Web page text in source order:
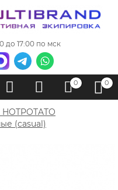
до 17:00 по мск
0 0
(casual)